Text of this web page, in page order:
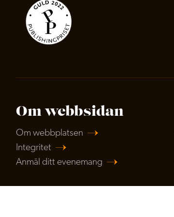
Om webbsidan
Om webbplatsen
Integritet
Anmäl ditt evenemang